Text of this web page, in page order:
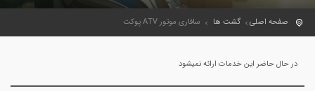
صفحه اصلی گشت ها سافاری موتور ATV پوکت
در حال حاضر این خدمات ارائه نمیشود